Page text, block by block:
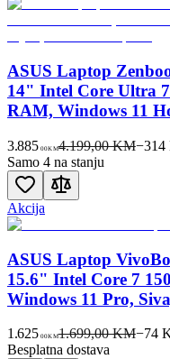
ASUS Laptop
14" Intel Core Ultra
RAM, Windows 11
3.885 00KM4.199,00 KM−314
Samo 4 na stanju
Akcija
ASUS Laptop
15.6" Intel Core 7
Windows 11 Pro,
1.625 00KM1.699,00 KM−74
Besplatna dostava